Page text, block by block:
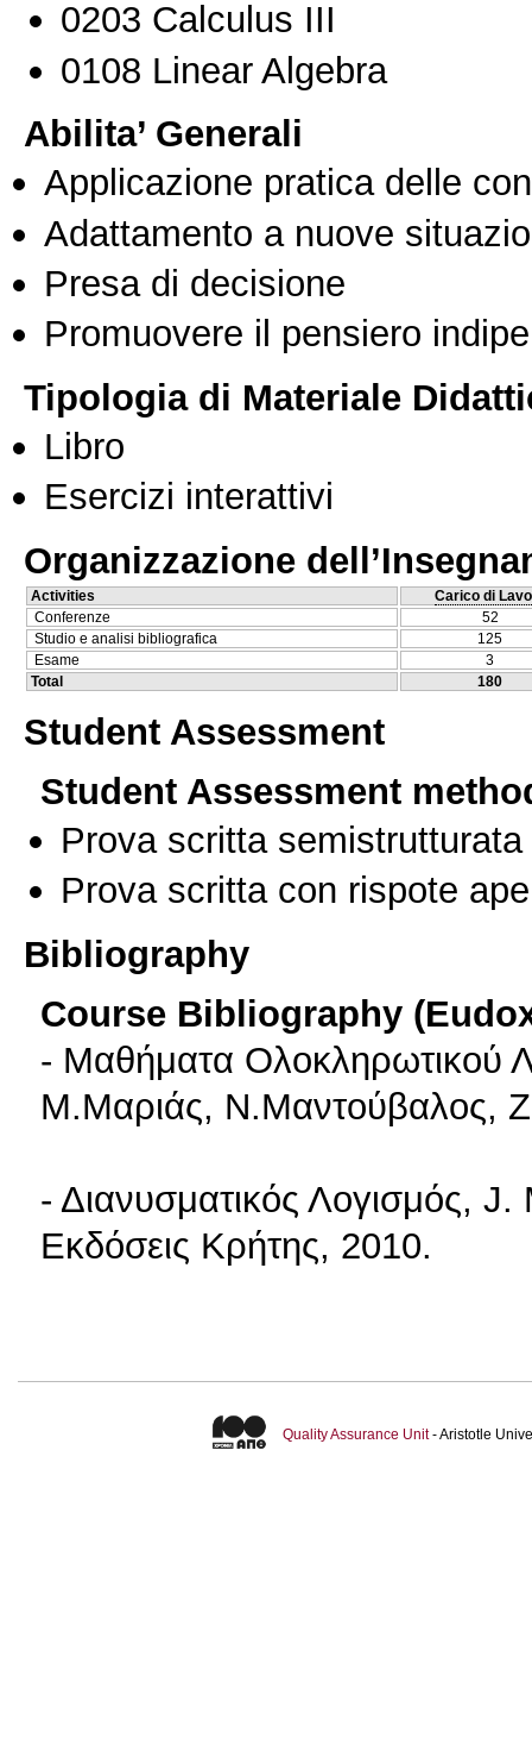
0203 Calculus III
0108 Linear Algebra
Abilita’ Generali
Applicazione pratica delle
Adattamento a nuove
Presa di decisione
Promuovere il pensiero
Tipologia di Materiale
Libro
Esercizi interattivi
Organizzazione
Activities
Carico di
Conferenze
52
Studio e analisi bibliografica
125
Esame
3
Total
180
Student Assessment
Student Assessment
Prova scritta
Prova scritta con rispote
Bibliography
Course Bibliography
- Μαθήματα Ολοκληρωτικού
Μ.Μαριάς, Ν.Μαντούβαλος,
- Διανυσματικός Λογισμός,
Εκδόσεις Κρήτης, 2010.
Quality Assurance Unit- Aristotle